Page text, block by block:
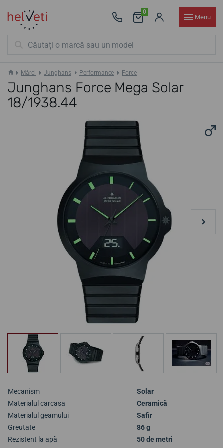
0
Menu
Mărci Junghans Performance Force
Junghans Force Mega Solar
18/1938.44
Mecanism
Solar
Materialul carcasa
Ceramică
Materialul geamului
Safir
Greutate
86 g
Rezistent la apă
50 de metri